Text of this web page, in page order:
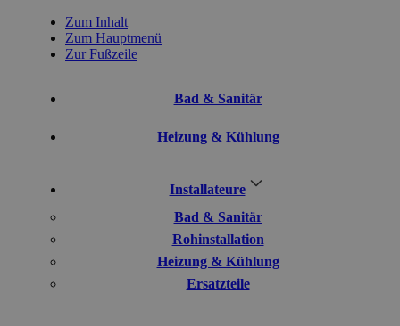
Zum Inhalt
Zum Hauptmenü
Zur Fußzeile
Bad & Sanitär
Heizung & Kühlung
Installateure
Bad & Sanitär
Rohinstallation
Heizung & Kühlung
Ersatzteile